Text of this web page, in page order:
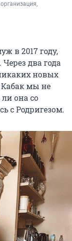
в 2017 году,
два года
новых
мы не
она со
с Родригезом.